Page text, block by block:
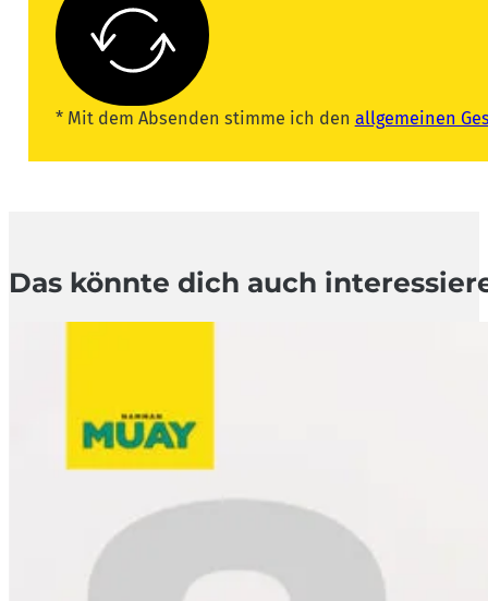
* Mit dem Absenden stimme ich den allgemeinen
Das könnte dich auch